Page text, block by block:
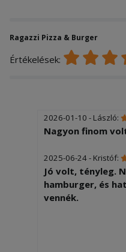
Ragazzi Pizza & Burger
Értékelések:
2026-01-10 - László:
Nagyon finom
2025-06-24 - Kristóf:
Jó volt, tényleg.
hamburger, és
vennék.